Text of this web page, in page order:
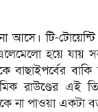
আসে। টি-
হয়ে যায়
বাকি
রাউণ্ডের এই
না পাওয়া একটা বড়